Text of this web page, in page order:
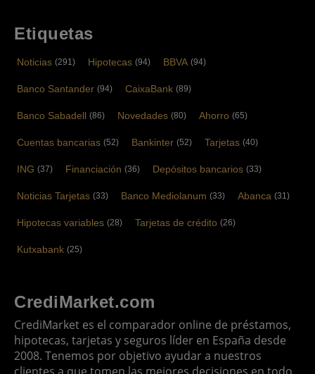
Etiquetas
Noticias (291) Hipotecas (94) BBVA (94)
Banco Santander (94) CaixaBank (89)
Banco Sabadell (86) Novedades (80) Ahorro (65)
Cuentas bancarias (52) Bankinter (52) Tarjetas (40)
ING (37) Financiación (36) Depósitos bancarios (33)
Noticias Tarjetas (33) Banco Mediolanum (33) Abanca (31)
Hipotecas variables (28) Tarjetas de crédito (26)
Kutxabank (25)
CrediMarket.com
CrediMarket es el comparador online de préstamos,
hipotecas, tarjetas y seguros líder en España desde
2008. Tenemos por objetivo ayudar a nuestros